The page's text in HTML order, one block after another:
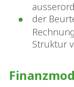
der
Struktur